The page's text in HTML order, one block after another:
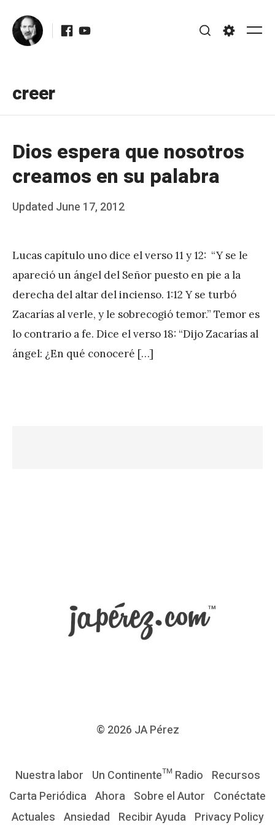
content
Facebook
Youtube
creer
Dios espera que nosotros
creamos en su palabra
Posted
Updated June 17, 2012
b
J
A
P
é
r
Lucas capítulo uno dice el verso 11 y 12: “Y se le
apareció un ángel del Señor puesto en pie a la
derecha del altar del incienso. 1:12 Y se turbó
Zacarías al verle, y le sobrecogió temor.” Temor es
lo contrario a fe. Dice el verso 18: “Dijo Zacarías al
ángel: ¿En qué conoceré […]
© 2026 JA Pérez
Nuestra labor Un Continente™ Radio Recursos
Carta Periódica Ahora Sobre el Autor Conéctate
Actuales Ansiedad Recibir Ayuda Privacy Policy